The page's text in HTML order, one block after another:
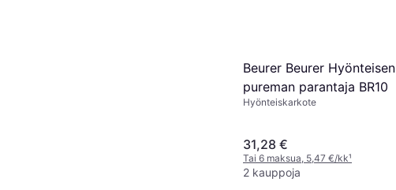
Beurer Beurer Hyönteisen
pureman parantaja BR10
Hyönteiskarkote
31,28 €
Tai 6 maksua, 5,47 €/kk¹
2 kauppoja